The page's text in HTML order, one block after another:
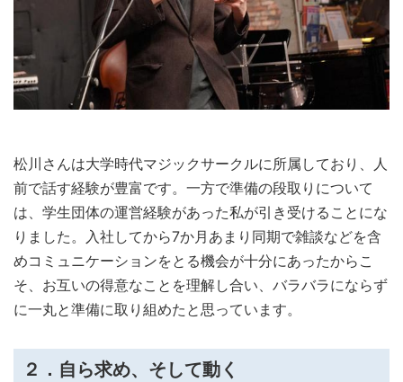
松川さんは大学時代マジックサークルに所属しており、人
前で話す経験が豊富です。一方で準備の段取りについて
は、学生団体の運営経験があった私が引き受けることにな
りました。入社してから7か月あまり同期で雑談などを含
めコミュニケーションをとる機会が十分にあったからこ
そ、お互いの得意なことを理解し合い、バラバラにならず
に一丸と準備に取り組めたと思っています。
２．自ら求め、そして動く